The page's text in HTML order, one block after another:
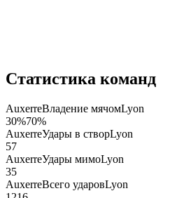
Статистика команд
AuxerreВладение мячомLyon
30%70%
AuxerreУдары в створLyon
57
AuxerreУдары мимоLyon
35
AuxerreВсего ударовLyon